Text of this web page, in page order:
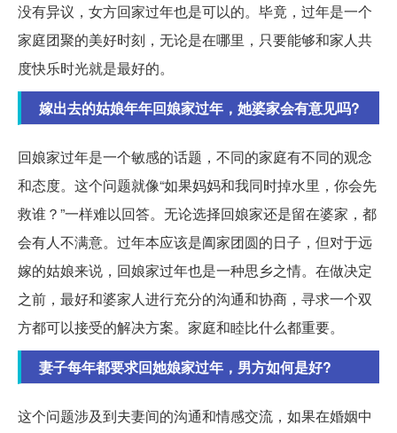
没有异议，女方回家过年也是可以的。毕竟，过年是一个
家庭团聚的美好时刻，无论是在哪里，只要能够和家人共
度快乐时光就是最好的。
嫁出去的姑娘年年回娘家过年，她婆家会有意见吗?
回娘家过年是一个敏感的话题，不同的家庭有不同的观念
和态度。这个问题就像“如果妈妈和我同时掉水里，你会先
救谁？”一样难以回答。无论选择回娘家还是留在婆家，都
会有人不满意。过年本应该是阖家团圆的日子，但对于远
嫁的姑娘来说，回娘家过年也是一种思乡之情。在做决定
之前，最好和婆家人进行充分的沟通和协商，寻求一个双
方都可以接受的解决方案。家庭和睦比什么都重要。
妻子每年都要求回她娘家过年，男方如何是好?
这个问题涉及到夫妻间的沟通和情感交流，如果在婚姻中